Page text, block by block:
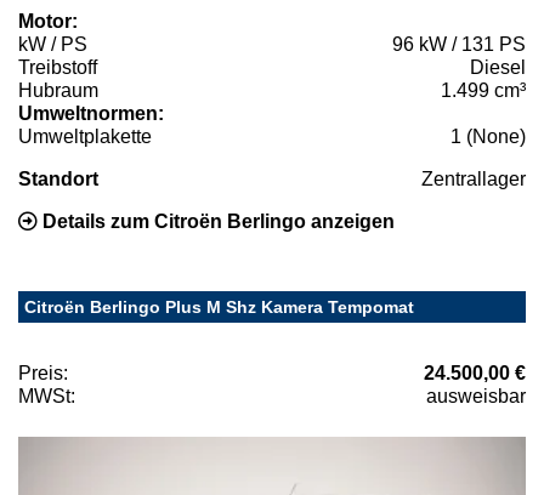
Motor:
kW / PS
96 kW / 131 PS
Treibstoff
Diesel
Hubraum
1.499 cm³
Umweltnormen:
Umweltplakette
1 (None)
Standort Zentrallager
Details zum Citroën Berlingo anzeigen
Citroën Berlingo Plus M Shz Kamera Tempomat
Preis:
24.500,00 €
MWSt:
ausweisbar